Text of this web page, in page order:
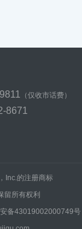
（仅收市话费）
8671
Inc.的注册商标
留所有权利
备43019002000749号